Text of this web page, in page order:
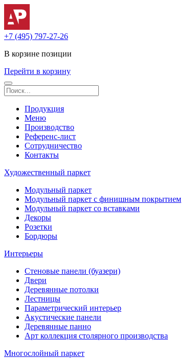
+7 (495) 797-27-26
В корзине позиции
Перейти в корзину
Продукция
Меню
Производство
Референс-лист
Сотрудничество
Контакты
Художественный паркет
Модульный паркет
Модульный паркет с финишным покрытием
Модульный паркет со вставками
Декоры
Розетки
Бордюры
Интерьеры
Стеновые панели (буазери)
Двери
Деревянные потолки
Лестницы
Параметрический интерьер
Акустические панели
Деревянные панно
Арт коллекция столярного производства
Многослойный паркет